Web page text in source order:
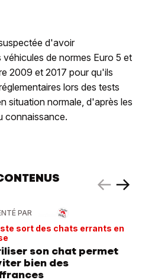
d'avoir
de normes Euro 5 et
2009 et 2017 pour qu'ils
lors des tests
situation normale, d'après les
connaissance.
PAR
sort des chats errants en
son chat permet
bien des